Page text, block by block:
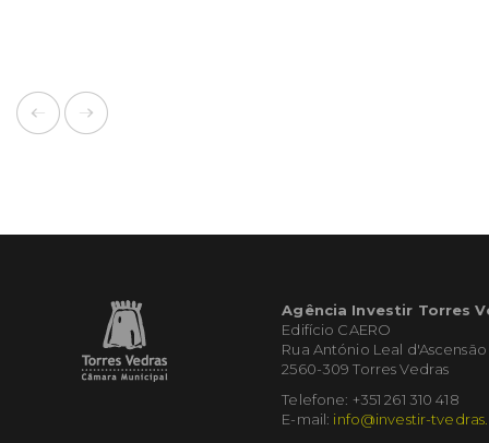
Agência Investir Torres
Edifício CAERO
Rua António Leal d'Ascensão
2560-309 Torres Vedras
Telefone: +351 261 310 418
E-mail: info@investir-